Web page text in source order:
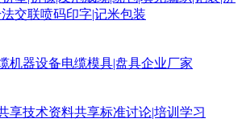
交联喷码印字|记米包装
机器设备电缆模具|盘具企业厂家
享技术资料共享标准讨论|培训学习